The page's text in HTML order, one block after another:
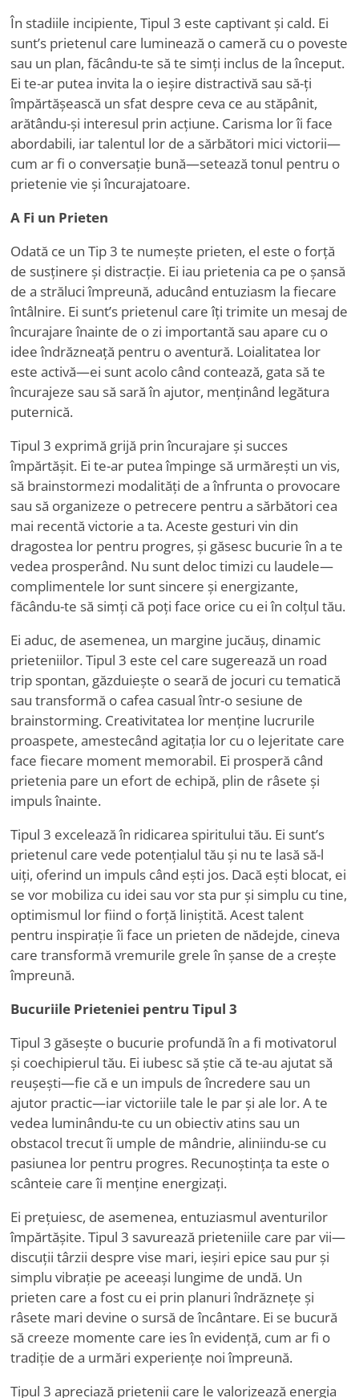
În stadiile incipiente, Tipul 3 este captivant și cald. Ei
sunt’s prietenul care luminează o cameră cu o poveste
sau un plan, făcându-te să te simți inclus de la început.
Ei te-ar putea invita la o ieșire distractivă sau să-ți
împărtășească un sfat despre ceva ce au stăpânit,
arătându-și interesul prin acțiune. Carisma lor îi face
abordabili, iar talentul lor de a sărbători mici victorii—
cum ar fi o conversație bună—setează tonul pentru o
prietenie vie și încurajatoare.
A Fi un Prieten
Odată ce un Tip 3 te numește prieten, el este o forță
de susținere și distracție. Ei iau prietenia ca pe o șansă
de a străluci împreună, aducând entuziasm la fiecare
întâlnire. Ei sunt’s prietenul care îți trimite un mesaj de
încurajare înainte de o zi importantă sau apare cu o
idee îndrăzneață pentru o aventură. Loialitatea lor
este activă—ei sunt acolo când contează, gata să te
încurajeze sau să sară în ajutor, menținând legătura
puternică.
Tipul 3 exprimă grijă prin încurajare și succes
împărtășit. Ei te-ar putea împinge să urmărești un vis,
să brainstormezi modalități de a înfrunta o provocare
sau să organizeze o petrecere pentru a sărbători cea
mai recentă victorie a ta. Aceste gesturi vin din
dragostea lor pentru progres, și găsesc bucurie în a te
vedea prosperând. Nu sunt deloc timizi cu laudele—
complimentele lor sunt sincere și energizante,
făcându-te să simți că poți face orice cu ei în colțul tău.
Ei aduc, de asemenea, un margine jucăuș, dinamic
prieteniilor. Tipul 3 este cel care sugerează un road
trip spontan, găzduiește o seară de jocuri cu tematică
sau transformă o cafea casual într-o sesiune de
brainstorming. Creativitatea lor menține lucrurile
proaspete, amestecând agitația lor cu o lejeritate care
face fiecare moment memorabil. Ei prosperă când
prietenia pare un efort de echipă, plin de râsete și
impuls înainte.
Tipul 3 excelează în ridicarea spiritului tău. Ei sunt’s
prietenul care vede potențialul tău și nu te lasă să-l
uiți, oferind un impuls când ești jos. Dacă ești blocat, ei
se vor mobiliza cu idei sau vor sta pur și simplu cu tine,
optimismul lor fiind o forță liniștită. Acest talent
pentru inspirație îi face un prieten de nădejde, cineva
care transformă vremurile grele în șanse de a crește
împreună.
Bucuriile Prieteniei pentru Tipul 3
Tipul 3 găsește o bucurie profundă în a fi motivatorul
și coechipierul tău. Ei iubesc să știe că te-au ajutat să
reușești—fie că e un impuls de încredere sau un
ajutor practic—iar victoriile tale le par și ale lor. A te
vedea luminându-te cu un obiectiv atins sau un
obstacol trecut îi umple de mândrie, aliniindu-se cu
pasiunea lor pentru progres. Recunoștința ta este o
scânteie care îi menține energizați.
Ei prețuiesc, de asemenea, entuziasmul aventurilor
împărtășite. Tipul 3 savurează prieteniile care par vii—
discuții târzii despre vise mari, ieșiri epice sau pur și
simplu vibrație pe aceeași lungime de undă. Un
prieten care a fost cu ei prin planuri îndrăznețe și
râsete mari devine o sursă de încântare. Ei se bucură
să creeze momente care ies în evidență, cum ar fi o
tradiție de a urmări experiențe noi împreună.
Tipul 3 apreciază prietenii care le valorizează energia